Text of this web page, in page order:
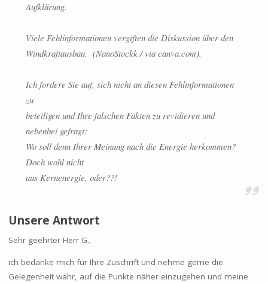
Aufklärung.
Viele Fehlinformationen vergiften die Diskussion über den
Windkraftausbau. (NanoStockk / via canva.com).
Ich fordere Sie auf, sich nicht an diesen Fehlinformationen
zu
beteiligen und Ihre falschen Fakten zu revidieren und
nebenbei gefragt:
Wo soll denn Ihrer Meinung nach die Energie herkommen?
Doch wohl nicht
aus Kernenergie, oder??!
Unsere Antwort
Sehr geehrter Herr G.,
ich bedanke mich für Ihre Zuschrift und nehme gerne die
Gelegenheit wahr, auf die Punkte näher einzugehen und meine